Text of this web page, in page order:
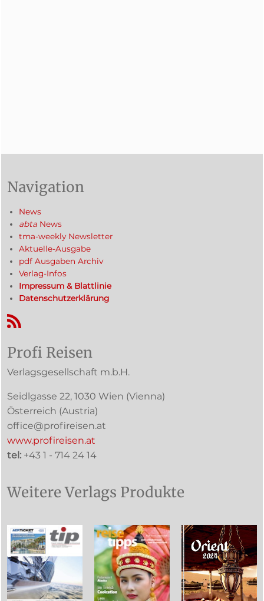
Navigation
News
abta News
tma-weekly Newsletter
Aktuelle-Ausgabe
pdf Ausgaben Archiv
Verlag-Infos
Impressum & Blattlinie
Datenschutzerklärung
RSS-Feed
Profi Reisen
Verlagsgesellschaft m.b.H.
Seidlgasse 22, 1030 Wien (Vienna)
Österreich (Austria)
office@profireisen.at
www.profireisen.at
tel: +43 1 - 714 24 14
Weitere Verlags Produkte